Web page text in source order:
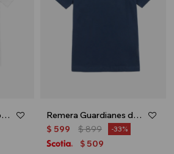
Remera The Mandalorian - Crudo
Remera Guardianes de la Galaxia - Azul
$ 599 $899 33
$ 509